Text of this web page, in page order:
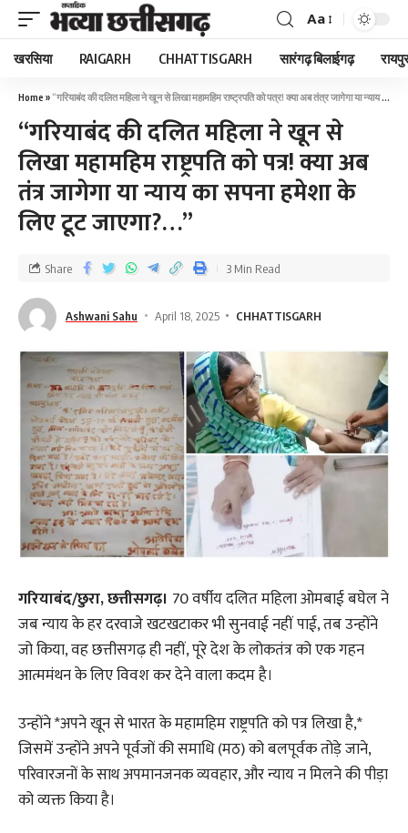
Aa
खरसिया RAIGARH CHHATTISGARH सारंगढ़ बिलाईगढ़
Home » “गरियाबंद की दलित महिला ने खून से लिखा महामहिम राष्ट्रपति को पत्र! क्या अब तंत्र जागेगा या न्याय का सपना हमेशा के लिए टूट जाएगा?…”
“गरियाबंद की दलित महिला ने खून से
लिखा महामहिम राष्ट्रपति को पत्र! क्या अब
तंत्र जागेगा या न्याय का सपना हमेशा के
लिए टूट जाएगा?…”
Ashwani Sahu April 18, 2025 CHHATTISGARH
Share 3 Min Read
गरियाबंद/छुरा, छत्तीसगढ़। 70 वर्षीय दलित महिला ओमबाई बघेल ने
जब न्याय के हर दरवाजे खटखटाकर भी सुनवाई नहीं पाई, तब उन्होंने
जो किया, वह छत्तीसगढ़ ही नहीं, पूरे देश के लोकतंत्र को एक गहन
आत्ममंथन के लिए विवश कर देने वाला कदम है।
उन्होंने *अपने खून से भारत के महामहिम राष्ट्रपति को पत्र लिखा है,*
जिसमें उन्होंने अपने पूर्वजों की समाधि (मठ) को बलपूर्वक तोड़े जाने,
परिवारजनों के साथ अपमानजनक व्यवहार, और न्याय न मिलने की पीड़ा
को व्यक्त किया है।